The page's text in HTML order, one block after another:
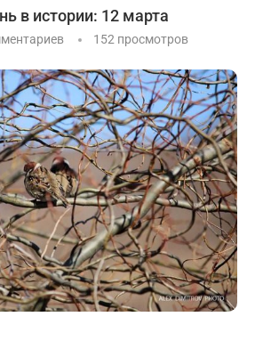
в истории: 12 марта
152 просмотров